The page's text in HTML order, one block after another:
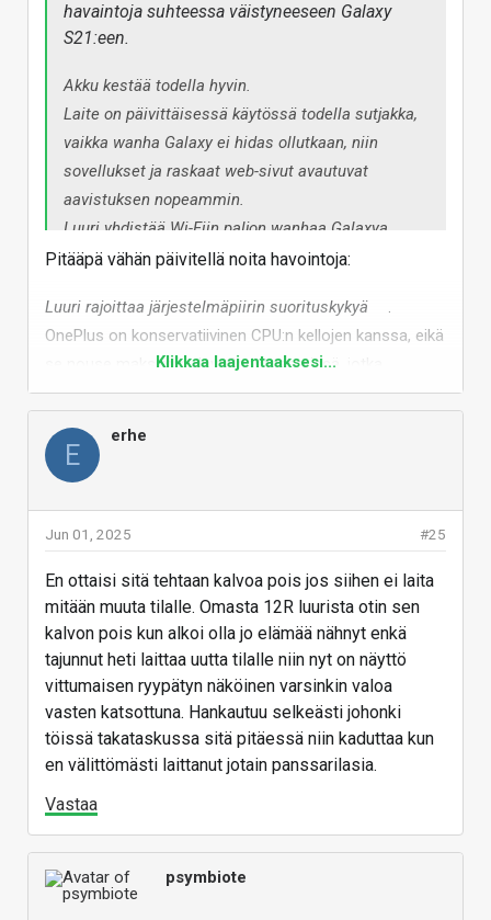
havaintoja suhteessa väistyneeseen Galaxy
S21:een.
Akku kestää todella hyvin.
Laite on päivittäisessä käytössä todella sutjakka,
vaikka wanha Galaxy ei hidas ollutkaan, niin
sovellukset ja raskaat web-sivut avautuvat
aavistuksen nopeammin.
Luuri yhdistää Wi-Fiin paljon wanhaa Galaxya
nopeammin.
OneUi:ta mielyttävämpi käyttää, kaikenlaisia
lisäasetuksia ja toimintoja on selvästi vähemmän.
Luuri rajoittaa järjestelmäpiirin suorituskykyä.
Maksimi kellotaajuus 4,3 GHz sallitaan erikseen
vain tietyissä suorituskykyä mittaavissa
sovelluksissa, kuten GeekBenchit, Antutut ja
3DMarkit. Mussa sovelluksissa kellotaajuus on
korkeintaan 2,4GHz. Akkuvalikon
suorituskykyasetuksella ei ole vaikitusta tähän.
Kokeilin pitkiä JavaScript-suorituskykytestejä
useilla eri selaimilla, esimerkiksi Kraken-testissä
luurin paras tulos on 620ms kun wanha Galaxy
yltää jopa 700ms tulokseen.
Näytön korkein virkistystaajuus 120Hz on päällä
sovelluskohtaisesti. Oletuksena Firefoxille ja
Chromelle se on korkeintaan 90Hz, tämän voi
korjata näytön asetuksista.
Näytön kirkkaus ulkona on korkea mutta valoisissa
on samassa tilanteessa selkeästi kirkaampi.
Ladattaessa luuri ei näytä arvioitua
Pitääpä vähän päivitellä noita havointoja:
Luuri rajoittaa järjestelmäpiirin suorituskykyä
.
OnePlus on konservatiivinen CPU:n kellojen kanssa, eikä
se nouse maksimiin JavaScript testeissä, jotka
koostuvat erittäin lyhyistä kuormituspiikeistä. Jos
4.3GHz vilahtaa.
Näytön kirkkaus ulkona on korkea mutta valoisissa
sisätiloissa matalahko.
Tuo on korjaantunut tällä
viikolla saapuneessa softapäivityksessä.
Vastaa
Klikkaa laajentaaksesi...
E
erhe
#25
Jun 01, 2025
En ottaisi sitä tehtaan kalvoa pois jos siihen ei laita
mitään muuta tilalle. Omasta 12R luurista otin sen
kalvon pois kun alkoi olla jo elämää nähnyt enkä
tajunnut heti laittaa uutta tilalle niin nyt on näyttö
vittumaisen ryypätyn näköinen varsinkin valoa
vasten katsottuna. Hankautuu selkeästi johonki
töissä takataskussa sitä pitäessä niin kaduttaa kun
en välittömästi laittanut jotain panssarilasia.
Vastaa
psymbiote